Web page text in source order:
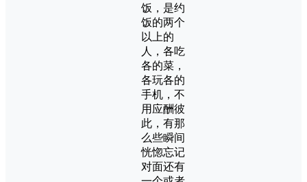
饭，是约
饭的两个
以上的
人，各吃
各的菜，
各玩各的
手机，不
用应酬彼
此，有那
么些瞬间
恍惚忘记
对面还有